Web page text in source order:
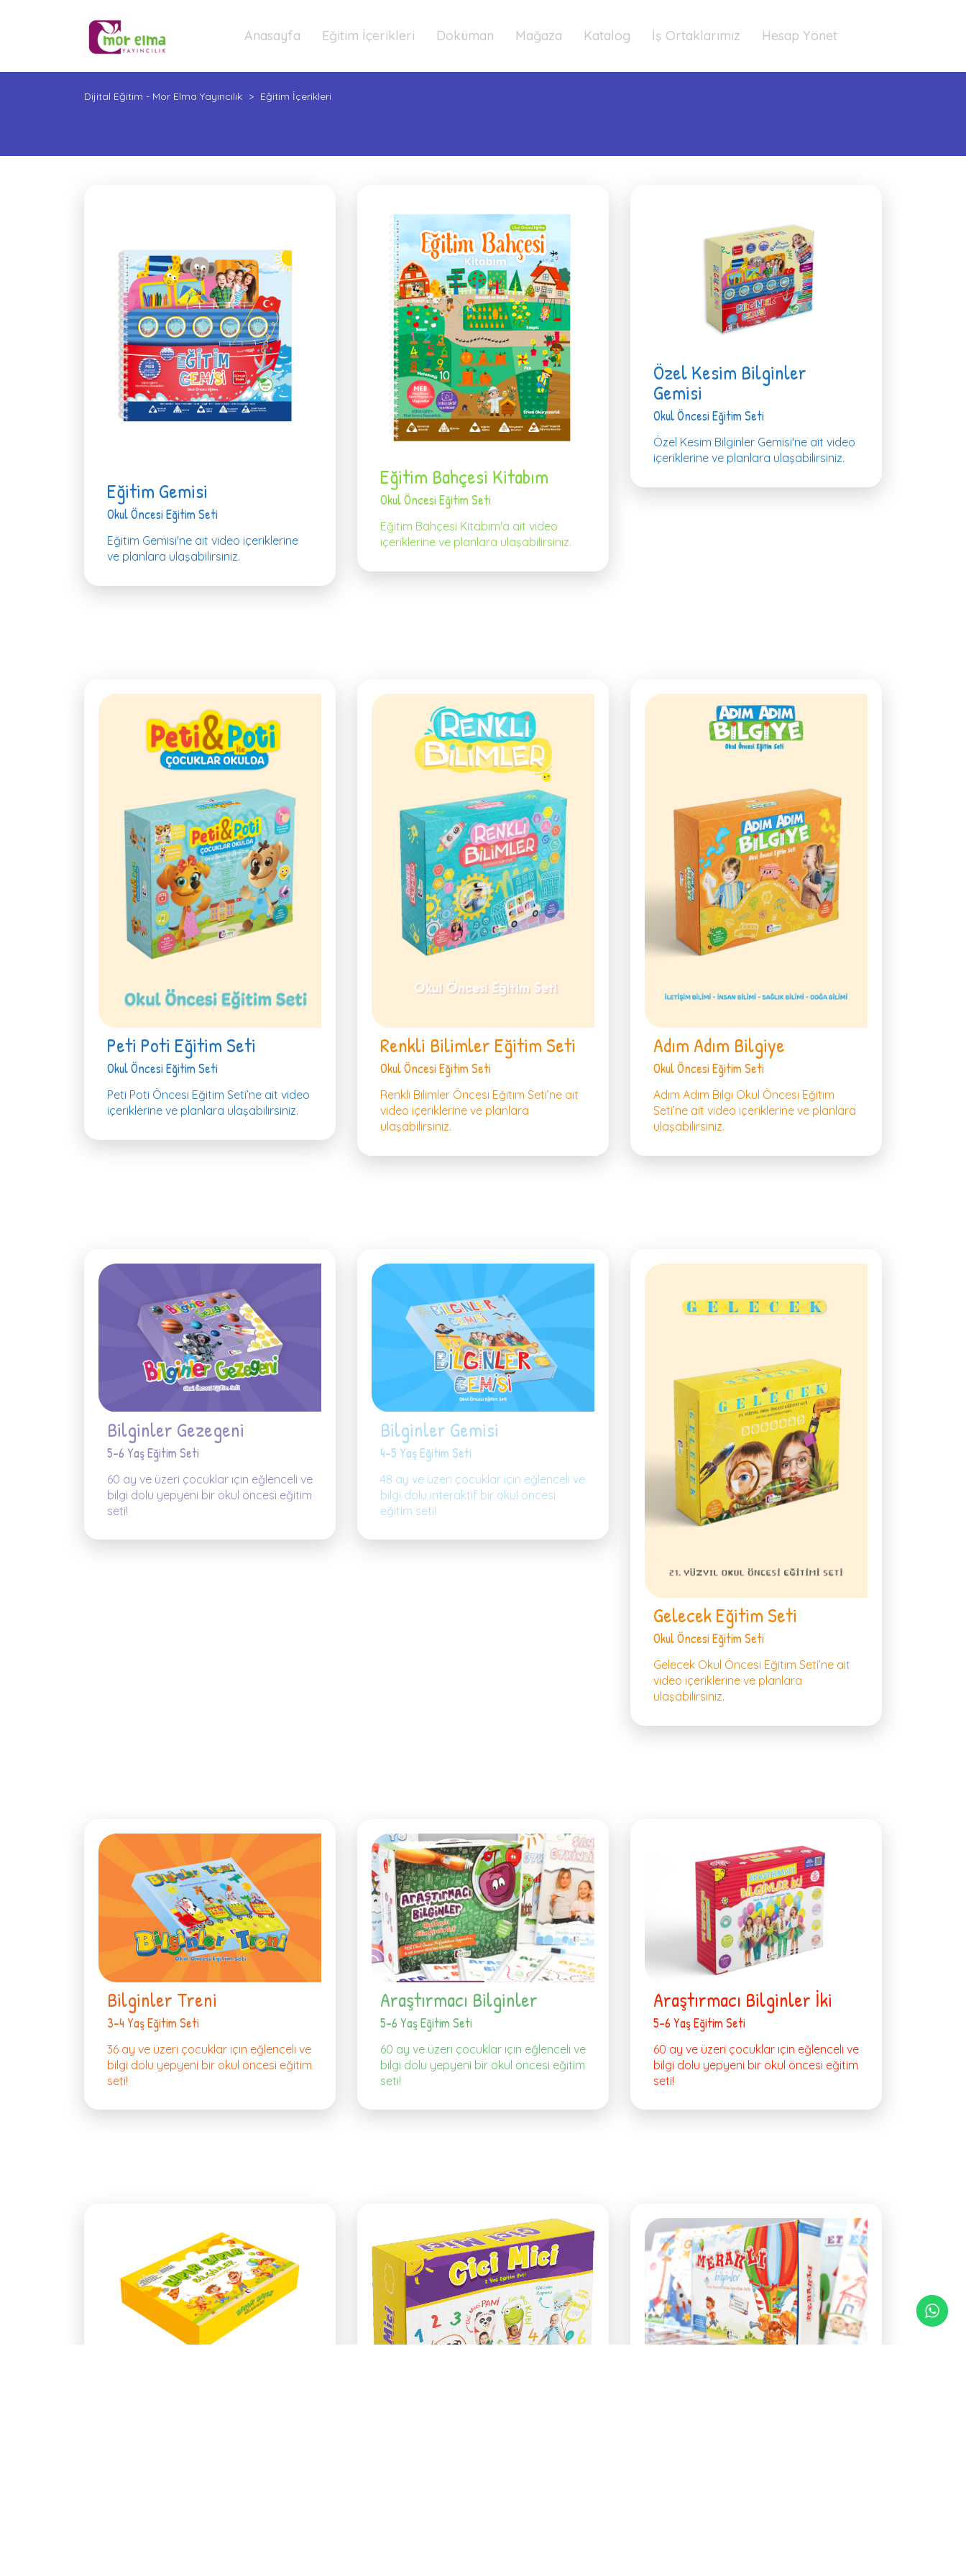
Anasayfa Eğitim İçerikleri Doküman Mağaza Katalog İş Ortaklarımız Hesap Yönet
Dijital Eğitim - Mor Elma Yayıncılık > Eğitim İçerikleri
Eğitim Gemisi
Okul Öncesi Eğitim Seti
Eğitim Gemisi'ne ait video içeriklerine
ve planlara ulaşabilirsiniz.
Eğitim Bahçesi Kitabım
Okul Öncesi Eğitim Seti
Eğitim Bahçesi Kitabım'a ait video
içeriklerine ve planlara ulaşabilirsiniz.
Özel Kesim Bilginler
Gemisi
Okul Öncesi Eğitim Seti
Özel Kesim Bilginler Gemisi'ne ait video
içeriklerine ve planlara ulaşabilirsiniz.
Peti Poti Eğitim Seti
Okul Öncesi Eğitim Seti
Peti Poti Öncesi Eğitim Seti’ne ait video
içeriklerine ve planlara ulaşabilirsiniz.
Renkli Bilimler Eğitim Seti
Okul Öncesi Eğitim Seti
Renkli Bilimler Öncesi Eğitim Seti’ne ait
video içeriklerine ve planlara
ulaşabilirsiniz.
Adım Adım Bilgiye
Okul Öncesi Eğitim Seti
Adım Adım Bilgi Okul Öncesi Eğitim
Seti’ne ait video içeriklerine ve planlara
ulaşabilirsiniz.
Bilginler Gezegeni
5-6 Yaş Eğitim Seti
60 ay ve üzeri çocuklar ıçin eğlenceli ve
bilgi dolu yepyeni bir okul öncesi eğitim
seti!
Bilginler Gemisi
4-5 Yaş Eğitim Seti
48 ay ve üzeri çocuklar için eğlenceli ve
bilgi dolu interaktif bir okul öncesi
eğitim seti!
Gelecek Eğitim Seti
Okul Öncesi Eğitim Seti
Gelecek Okul Öncesi Eğitim Seti’ne ait
video içeriklerine ve planlara
ulaşabilirsiniz.
Bilginler Treni
3-4 Yaş Eğitim Seti
36 ay ve üzeri çocuklar için eğlenceli ve
bilgi dolu yepyeni bir okul öncesi eğitim
seti!
Araştırmacı Bilginler
5-6 Yaş Eğitim Seti
60 ay ve üzeri çocuklar ıçin eğlenceli ve
bilgi dolu yepyeni bir okul öncesi eğitim
seti!
Araştırmacı Bilginler İki
5-6 Yaş Eğitim Seti
60 ay ve üzeri çocuklar ıçin eğlenceli ve
bilgi dolu yepyeni bir okul öncesi eğitim
seti!